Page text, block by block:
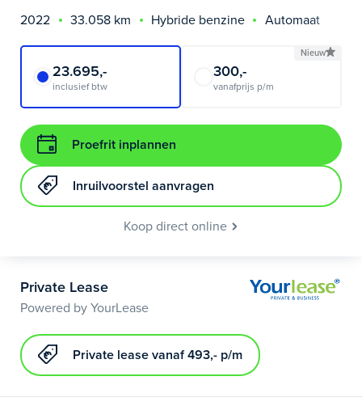
2022
33.058 km Hybride benzine Automaat
23.695,-
inclusief btw
Nieuw
300,-
vanafprijs p/m
Proefrit inplannen
Inruilvoorstel aanvragen
Koop direct online
Private Lease
Powered by YourLease
Private lease vanaf 493,- p/m